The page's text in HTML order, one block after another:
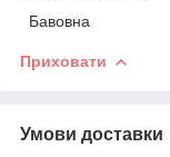
Бавовна
Приховати
Умови доставки